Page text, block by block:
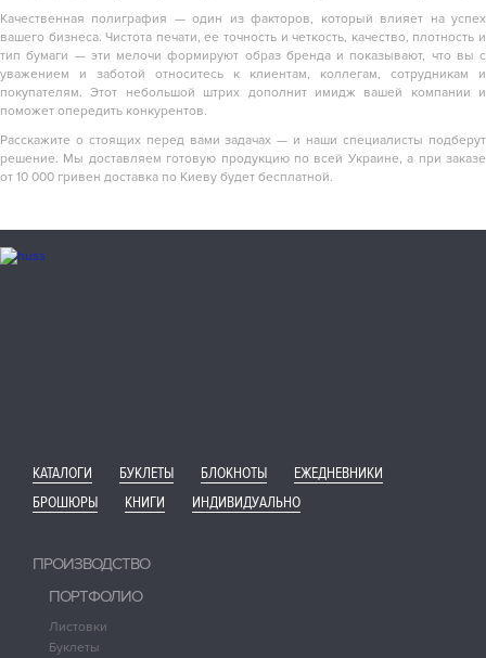
Качественная полиграфия — один из факторов, который влияет на успех
вашего бизнеса. Чистота печати, ее точность и четкость, качество, плотность и
тип бумаги — эти мелочи формируют образ бренда и показывают, что вы с
уважением и заботой относитесь к клиентам, коллегам, сотрудникам и
покупателям. Этот небольшой штрих дополнит имидж вашей компании и
поможет опередить конкурентов.
Расскажите о стоящих перед вами задачах — и наши специалисты подберут
решение. Мы доставляем готовую продукцию по всей Украине, а при заказе
от 10 000 гривен доставка по Киеву будет бесплатной.
КАТАЛОГИ БУКЛЕТЫ БЛОКНОТЫ
ЕЖЕДНЕВНИКИ
БРОШЮРЫ
КНИГИ ИНДИВИДУАЛЬНО
ПРОИЗВОДСТВО
ПОРТФОЛИО
Листовки
Буклеты